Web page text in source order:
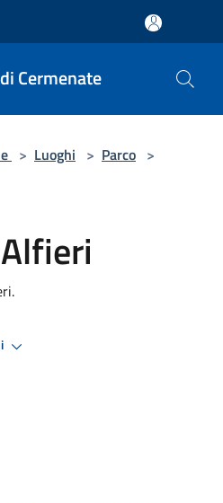
Cermenate
> Luoghi > Parco >